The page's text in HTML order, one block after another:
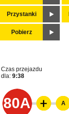
Przystanki
Pobierz
Czas przejazdu
dla: 9:38
80A A